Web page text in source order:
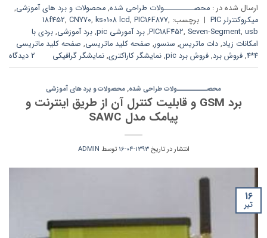
ارسال شده در : محصــــــــــولات طراحی شده, محصولات و برد های آموزشی,
میکروکنترلر PIC
| برچسب: 18f452, CNY70, ks0108 lcd, PIC16F877,
PIC18F452, Seven-Segment, usb
, برد آمورشی pic , برد آموزشی, بردی با
امکانات زیاد, دات ماتریس, سنسور, صفحه کلید ماتریسی, صفحه کلید ماتریسی
4*4
, فروش برد, فروش برد pic , نمایشگر کاراکتری, نمایشگر گرافیکی 2 دیدگاه
محصــــــــــولات طراحی شده,محصولات و برد های آموزشی
برد GSM و قابلیت کنترل آن از طریق اینترنت و
پیامک مدل SAWC
انتشار در تاریخ1393-04-16 توسط ADMIN
16
تیر